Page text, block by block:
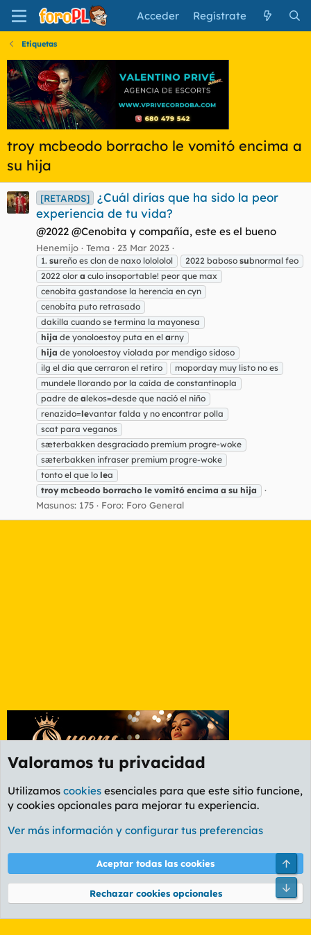
Acceder Regístrate
Etiquetas
troy mcbeodo borracho le vomitó encima a
su hija
[RETARDS]
¿Cuál dirías que ha sido la peor
experiencia de tu vida?
@2022 @Cenobita y compañía, este es el bueno
Henemijo Tema 23 Mar 2023
1. sureño es clon de naxo lolololol 2022 baboso subnormal feo
2022 olor a culo insoportable! peor que max
cenobita gastandose la herencia en cyn
cenobita puto retrasado
dakilla cuando se termina la mayonesa
hija de yonoloestoy puta en el arny
hija de yonoloestoy violada por mendigo sidoso
ilg el dia que cerraron el retiro
moporday muy listo no es
mundele llorando por la caída de constantinopla
padre de alekos=desde que nació el niño
renazido=levantar falda y no encontrar polla
scat para veganos
sæterbakken desgraciado premium progre-woke
sæterbakken infraser premium progre-woke
tonto el que lo lea
troy mcbeodo borracho le vomitó encima a su hija
Masunos: 175 Foro: Foro General
Etiquetas
Cookies
PL OLDSTYLE AMARILLO
Términos y reglas Política de privacidad Ayuda
Community platform by XenForo® © 2010-2026 XenForo Ltd.
Valoramos tu privacidad
Utilizamos cookies esenciales para que este sitio funcione,
y cookies opcionales para mejorar tu experiencia.
Ver más información y configurar tus preferencias
Aceptar todas las cookies
Rechazar cookies opcionales
Pie